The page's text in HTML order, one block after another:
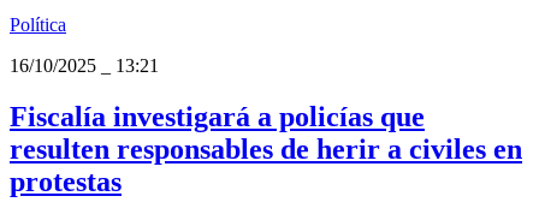
Política
16/10/2025
13:21
Fiscalía investigará a policías que
resulten responsables de herir a civiles en
protestas